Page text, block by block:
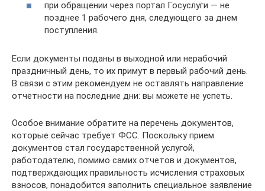
при обращении через портал Госуслуги — не
позднее 1 рабочего дня, следующего за днем
поступления.
Если документы поданы в выходной или нерабочий
праздничный день, то их примут в первый рабочий день.
В связи с этим рекомендуем не оставлять направление
отчетности на последние дни: вы можете не успеть.
Особое внимание обратите на перечень документов,
которые сейчас требует ФСС. Поскольку прием
документов стал государственной услугой,
работодателю, помимо самих отчетов и документов,
подтверждающих правильность исчисления страховых
взносов, понадобится заполнить специальное заявление